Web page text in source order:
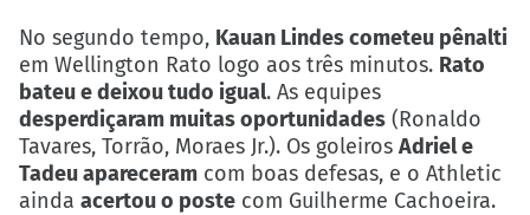
No segundo tempo, Kauan Lindes cometeu pênalti
em Wellington Rato logo aos três minutos. Rato
bateu e deixou tudo igual. As equipes
desperdiçaram muitas oportunidades (Ronaldo
Tavares, Torrão, Moraes Jr.). Os goleiros Adriel e
Tadeu apareceram com boas defesas, e o Athletic
ainda acertou o poste com Guilherme Cachoeira.